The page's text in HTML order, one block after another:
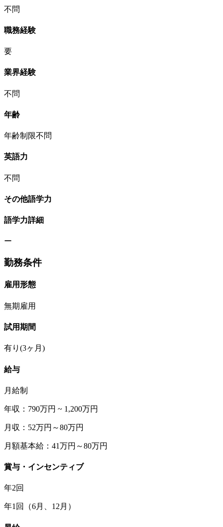
不問
職務経験
要
業界経験
不問
年齢
年齢制限不問
英語力
不問
その他語学力
語学力詳細
ー
勤務条件
雇用形態
無期雇用
試用期間
有り(3ヶ月)
給与
月給制
年収：790万円 ~ 1,200万円
月収：52万円～80万円
月額基本給：41万円～80万円
賞与・インセンティブ
年2回
年1回（6月、12月）